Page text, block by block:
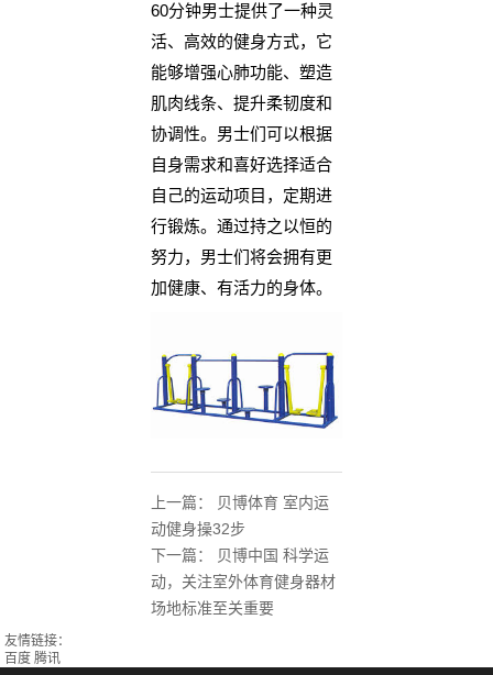
60分钟男士提供了一种灵
活、高效的健身方式，它
能够增强心肺功能、塑造
肌肉线条、提升柔韧度和
协调性。男士们可以根据
自身需求和喜好选择适合
自己的运动项目，定期进
行锻炼。通过持之以恒的
努力，男士们将会拥有更
加健康、有活力的身体。
上一篇：
贝博体育 室内运
动健身操32步
下一篇：
贝博中国 科学运
动，关注室外体育健身器材
场地标准至关重要
友情链接：
百度 腾讯